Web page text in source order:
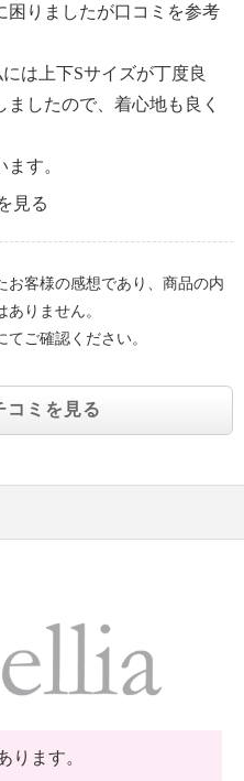
困りましたが口コミを参考
は上下Sサイズが丁度良
したので、着心地も良く
す。
見る
お客様の感想であり、商品の内
りません。
ご確認ください。
コミを見る
ります。